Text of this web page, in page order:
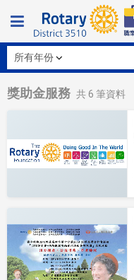
獎助金服務 共6 筆資料